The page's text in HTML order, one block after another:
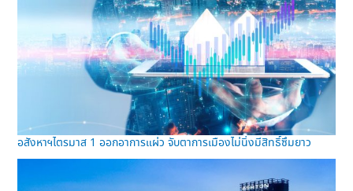
อสังหาฯไตรมาส 1 ออกอาการแผ่ว จับตาการเมืองไม่นิ่งมีสิทธิ์ซึมยาว